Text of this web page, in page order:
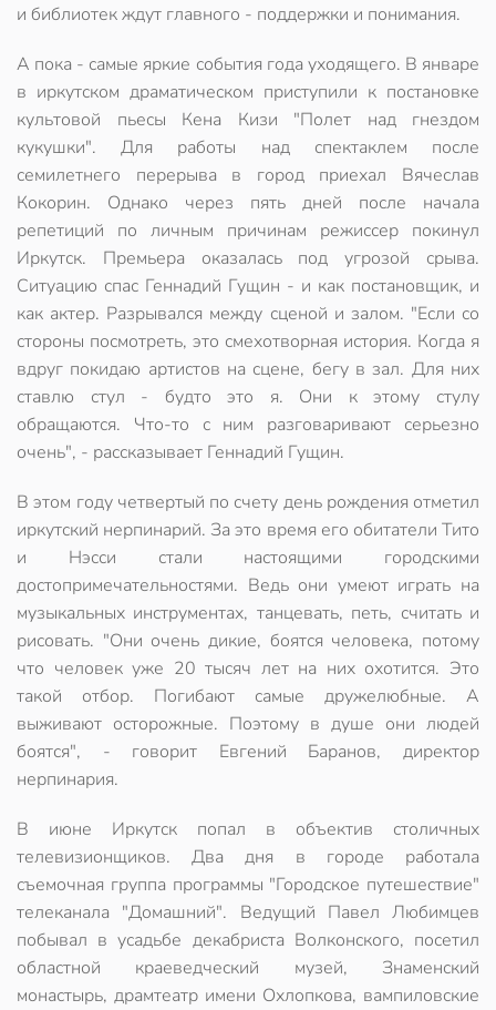
и библиотек ждут главного - поддержки и понимания.
А пока - самые яркие события года уходящего. В январе
в иркутском драматическом приступили к постановке
культовой пьесы Кена Кизи "Полет над гнездом
кукушки". Для работы над спектаклем после
семилетнего перерыва в город приехал Вячеслав
Кокорин. Однако через пять дней после начала
репетиций по личным причинам режиссер покинул
Иркутск. Премьера оказалась под угрозой срыва.
Ситуацию спас Геннадий Гущин - и как постановщик, и
как актер. Разрывался между сценой и залом. "Если со
стороны посмотреть, это смехотворная история. Когда я
вдруг покидаю артистов на сцене, бегу в зал. Для них
ставлю стул - будто это я. Они к этому стулу
обращаются. Что-то с ним разговаривают серьезно
очень", - рассказывает Геннадий Гущин.
В этом году четвертый по счету день рождения отметил
иркутский нерпинарий. За это время его обитатели Тито
и Нэсси стали настоящими городскими
достопримечательностями. Ведь они умеют играть на
музыкальных инструментах, танцевать, петь, считать и
рисовать. "Они очень дикие, боятся человека, потому
что человек уже 20 тысяч лет на них охотится. Это
такой отбор. Погибают самые дружелюбные. А
выживают осторожные. Поэтому в душе они людей
боятся", - говорит Евгений Баранов, директор
нерпинария.
В июне Иркутск попал в объектив столичных
телевизионщиков. Два дня в городе работала
съемочная группа программы "Городское путешествие"
телеканала "Домашний". Ведущий Павел Любимцев
побывал в усадьбе декабриста Волконского, посетил
областной краеведческий музей, Знаменский
монастырь, драмтеатр имени Охлопкова, вампиловские